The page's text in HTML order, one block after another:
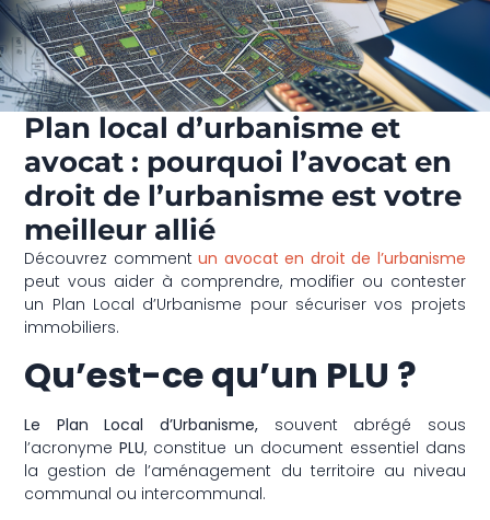
Plan local d’urbanisme et
avocat : pourquoi l’avocat en
droit de l’urbanisme est votre
meilleur allié
Découvrez commentun avocat en droit de l’urbanisme
peut vous aider à comprendre, modifier ou contester
un Plan Local d’Urbanisme pour sécuriser vos projets
immobiliers.
Qu’est-ce qu’un PLU ?
Le Plan Local d’Urbanisme, souvent abrégé sous
l’acronymePLU, constitue un document essentiel dans
la gestion de l’aménagement du territoire au niveau
communal ou intercommunal.